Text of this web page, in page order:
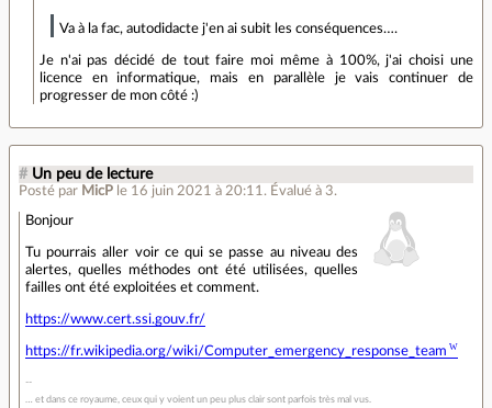
Va à la fac, autodidacte j'en ai subit les conséquences….
Je n'ai pas décidé de tout faire moi même à 100%, j'ai choisi une
licence en informatique, mais en parallèle je vais continuer de
progresser de mon côté :)
# Un peu de lecture
Posté par MicP le 16 juin 2021 à 20:11 . Évalué à 3.
Bonjour
Tu pourrais aller voir ce qui se passe au niveau des
alertes, quelles méthodes ont été utilisées, quelles
failles ont été exploitées et comment.
https://www.cert.ssi.gouv.fr/
https://fr.wikipedia.org/wiki/Computer_emergency_response_team
… et dans ce royaume, ceux qui y voient un peu plus clair sont parfois très mal vus.